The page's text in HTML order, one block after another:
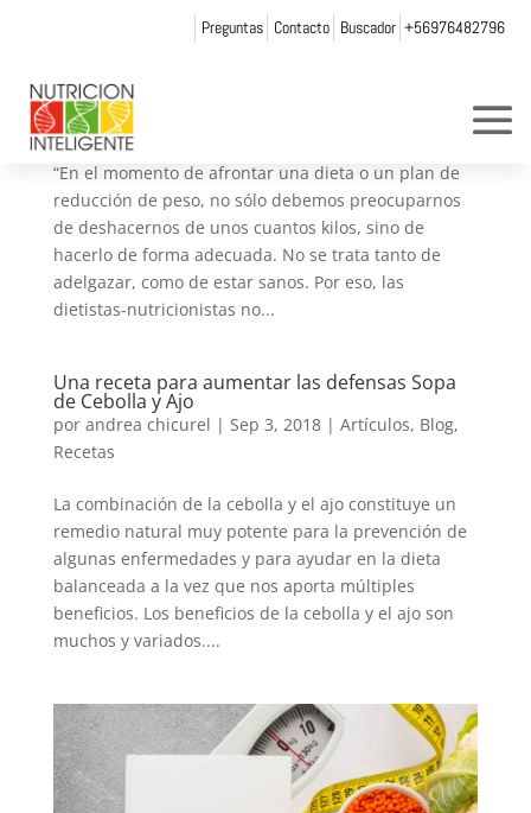
Preguntas Contacto Buscador +56976482796
10 Razones para visitar al nutricionista antes
de una dieta
porandrea chicurel
“En el momento de afrontar una dieta o un plan de
reducción de peso, no sólo debemos preocuparnos
de deshacernos de unos cuantos kilos, sino de
hacerlo de forma adecuada. No se trata tanto de
adelgazar, como de estar sanos. Por eso, las
dietistas-nutricionistas no...
Una receta para aumentar las defensas Sopa
de Cebolla y Ajo
por andrea chicurel | Sep 3, 2018| Artículos, Blog,
Recetas
La combinación de la cebolla y el ajo constituye un
remedio natural muy potente para la prevención de
algunas enfermedades y para ayudar en la dieta
balanceada a la vez que nos aporta múltiples
beneficios. Los beneficios de la cebolla y el ajo son
muchos y variados....